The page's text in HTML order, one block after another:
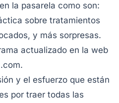
la pasarela como son:
sobre tratamientos
y más sorpresas.
actualizado en la web
y el esfuerzo que están
por traer todas las